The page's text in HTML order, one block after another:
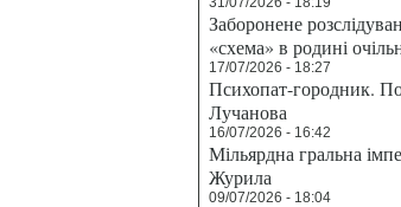
Заборонене
«схема» в родині
17/07/2026 - 18:27
Психопат-городник.
Лучанова
16/07/2026 - 16:42
Мільярдна гральна
Журила
09/07/2026 - 18:04